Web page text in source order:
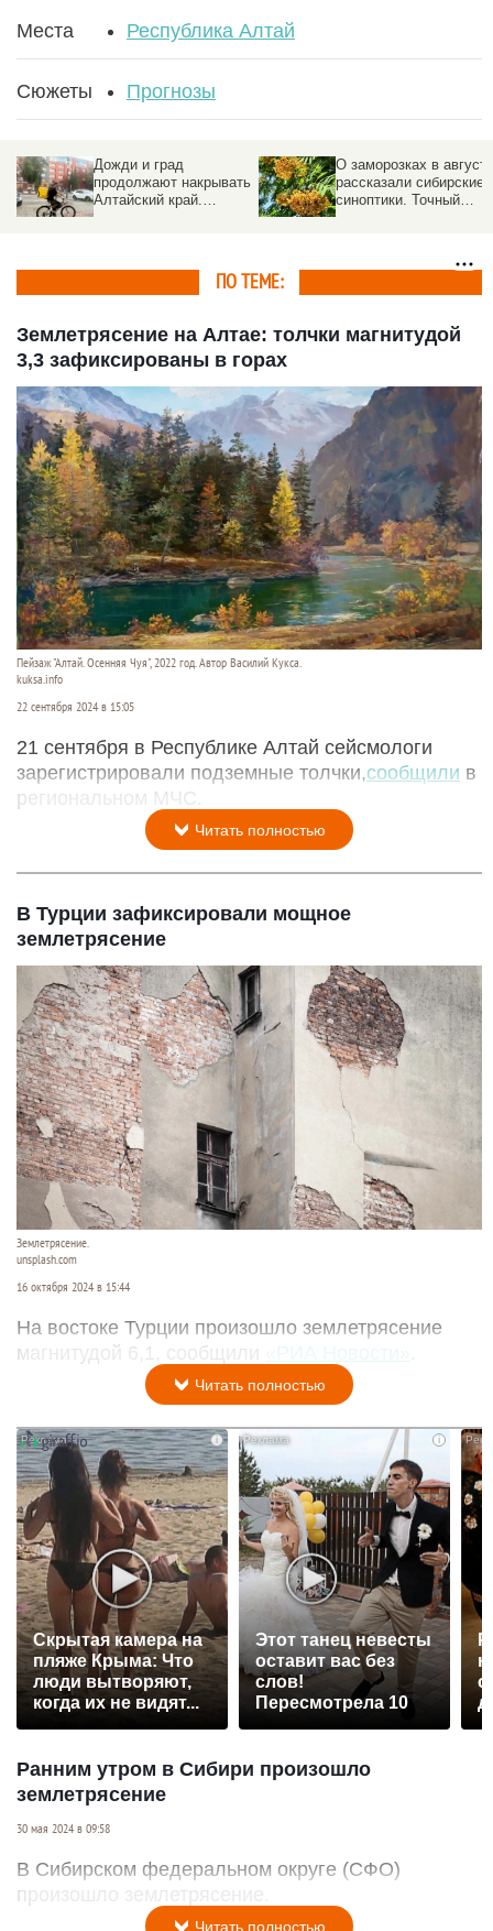
Места Республика Алтай
Сюжеты Прогнозы
Дожди и град
продолжают накрывать
Алтайский край.
О заморозках в августе
рассказали сибирские
синоптики. Точный
ПО ТЕМЕ:
Землетрясение на Алтае: толчки магнитудой
3,3 зафиксированы в горах
Пейзаж "Алтай. Осенняя Чуя", 2022 год. Автор Василий Кукса.
kuksa.info
22 сентября 2024 в 15:05
21 сентября в Республике Алтай сейсмологи
зарегистрировали подземные толчки,сообщили в
региональном МЧС.
Читать полностью
В Турции зафиксировали мощное
землетрясение
Землетрясение.
unsplash.com
16 октября 2024 в 15:44
На востоке Турции произошло землетрясение
магнитудой 6,1, сообщили
«РИА Новости»
Читать полностью
i
Скрытая камера на
пляже Крыма: Что
люди вытворяют,
когда их не видят...
i
Этот танец невесты
оставит вас без
слов!
Пересмотрела 10
Ранним утром в Сибири произошло
землетрясение
30 мая 2024 в 09:58
В Сибирском федеральном округе (СФО)
произошло землетрясение.
Читать полностью